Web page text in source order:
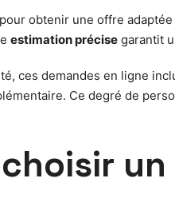
obtenir une offre
estimation précise garantit
ces demandes en ligne
Ce degré de